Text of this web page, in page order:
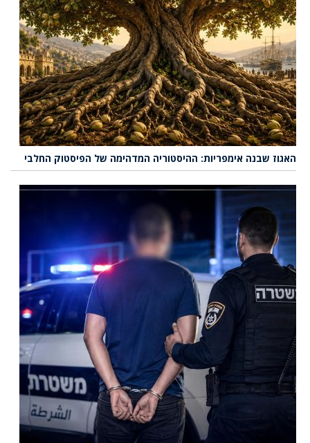
האגוז שבנה אימפריות: ההיסטוריה המדהימה של הפיסטוק החלבי